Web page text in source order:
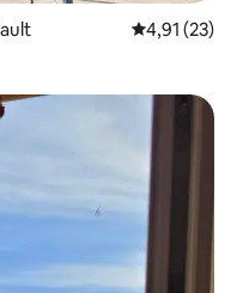
Évaluation
4,91 (23)
appréciés